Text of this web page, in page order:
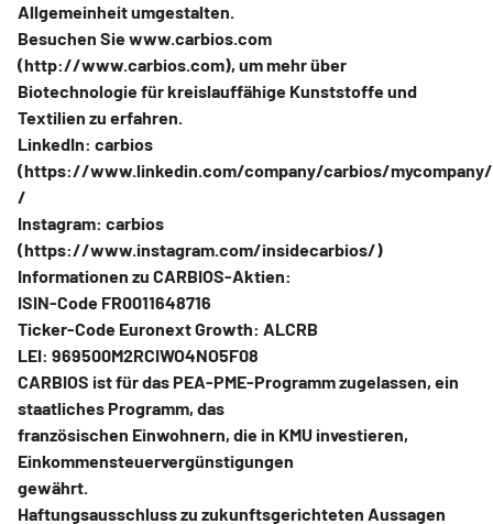
Allgemeinheit umgestalten.
Besuchen Sie www.carbios.com
(http://www.carbios.com), um mehr über
Biotechnologie für kreislauffähige Kunststoffe und
Textilien zu erfahren.
LinkedIn: carbios
(https://www.linkedin.com/company/carbios/
/
Instagram: carbios
(https://www.instagram.com/insidecarbios/)
Informationen zu CARBIOS-Aktien:
ISIN-Code FR0011648716
Ticker-Code Euronext Growth: ALCRB
LEI: 969500M2RCIWO4NO5F08
CARBIOS ist für das PEA-PME-Programm zugelassen, ein
staatliches Programm, das
französischen Einwohnern, die in KMU investieren,
Einkommensteuervergünstigungen
gewährt.
Haftungsausschluss zu zukunftsgerichteten Aussagen